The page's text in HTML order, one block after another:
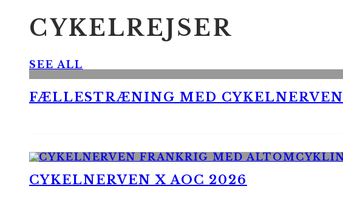
CYKELREJSER
SEE ALL
FÆLLESTRÆNING MED CYKELNERVEN
CYKELNERVEN X AOC 2026